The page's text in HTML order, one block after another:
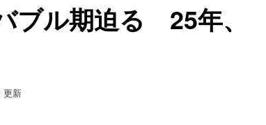
ブル期迫る 25年、
更新